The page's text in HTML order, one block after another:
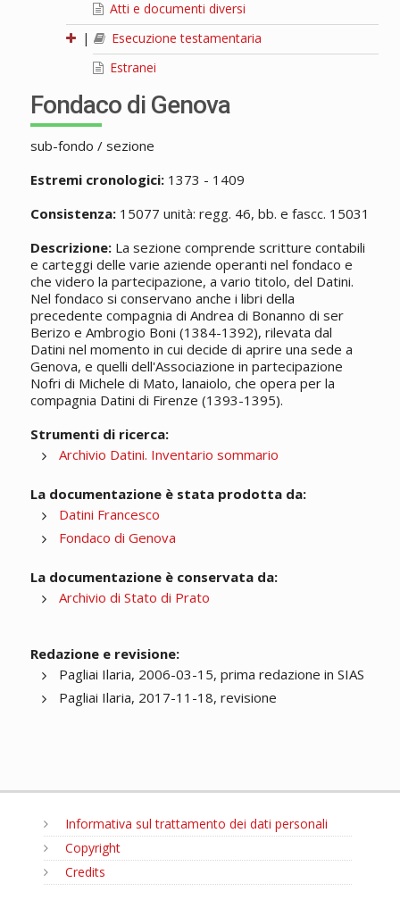
Atti e documenti diversi
|
Esecuzione testamentaria
Estranei
Fondaco di Genova
sub-fondo / sezione
Estremi cronologici:1373 - 1409
Consistenza:15077 unità: regg. 46, bb. e fascc. 15031
Descrizione:La sezione comprende scritture contabili
e carteggi delle varie aziende operanti nel fondaco e
che videro la partecipazione, a vario titolo, del Datini.
Nel fondaco si conservano anche i libri della
precedente compagnia di Andrea di Bonanno di ser
Berizo e Ambrogio Boni (1384-1392), rilevata dal
Datini nel momento in cui decide di aprire una sede a
Genova, e quelli dell'Associazione in partecipazione
Nofri di Michele di Mato, lanaiolo, che opera per la
compagnia Datini di Firenze (1393-1395).
Strumenti di ricerca:
Archivio Datini. Inventario sommario
La documentazione è stata prodotta da:
Datini Francesco
Fondaco di Genova
La documentazione è conservata da:
Archivio di Stato di Prato
Redazione e revisione:
Pagliai Ilaria, 2006-03-15, prima redazione in SIAS
Pagliai Ilaria, 2017-11-18, revisione
Informativa sul trattamento dei dati personali
Copyright
Credits